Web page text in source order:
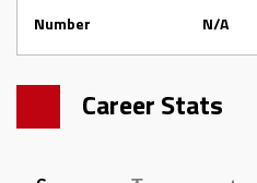
Number
N/A
Career Stats